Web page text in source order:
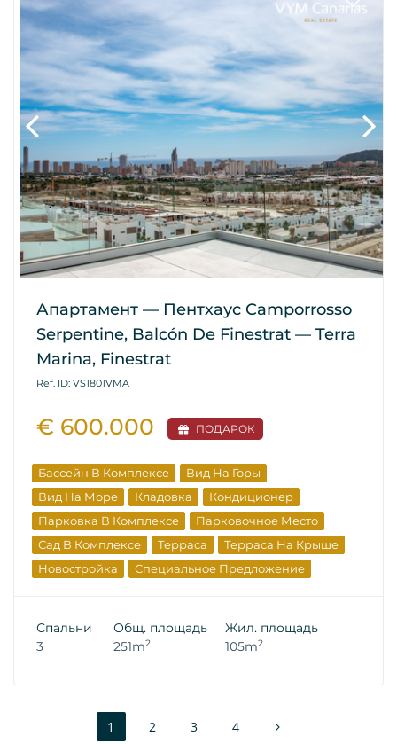
Апартамент — Пентхаус Camporrosso
Serpentine, Balcón De Finestrat — Terra
Marina, Finestrat
Ref. ID: VS1801VMA
€ 600.000 ПОДАРОК
Бассейн В Комплексе
Вид На Горы
Вид На Море
Кладовка
Кондиционер
Парковка В Комплексе
Парковочное Место
Сад В Комплексе
Терраса
Терраса На Крыше
Новостройка
Специальное Предложение
Спальни
3
Общ. площадь
251m2
Жил. площадь
105m2
1 2 3 4